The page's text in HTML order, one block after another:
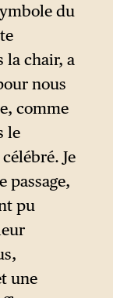
du
la chair, a
nous
comme
le
Je
passage,
pu
une